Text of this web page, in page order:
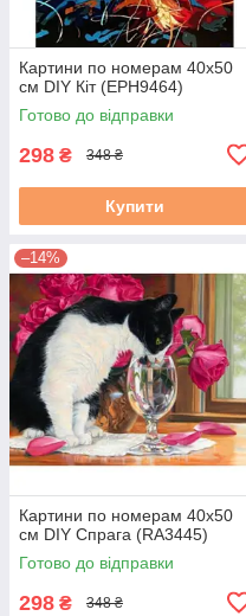
Картини по номерам 40х50
см DIY Кіт (EPH9464)
Готово до відправки
298 ₴ 348 ₴
Купити
–14%
Картини по номерам 40х50
см DIY Спрага (RA3445)
Готово до відправки
298 ₴ 348 ₴